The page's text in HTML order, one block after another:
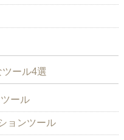
ール4選
ール
ョンツール